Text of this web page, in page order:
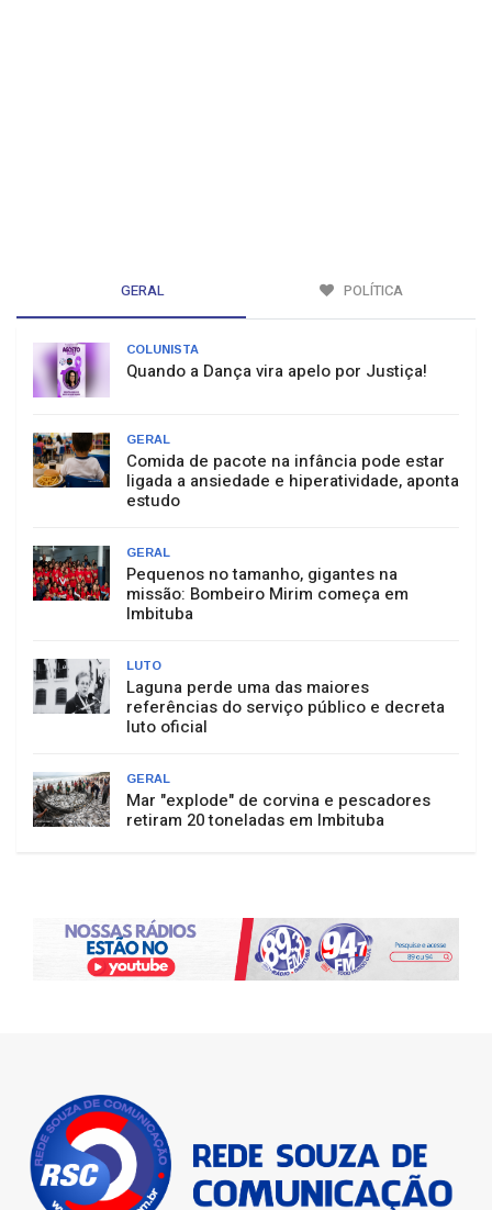
GERAL POLÍTICA
COLUNISTA
Quando a Dança vira apelo por Justiça!
GERAL
Comida de pacote na infância pode estar
ligada a ansiedade e hiperatividade, aponta
estudo
GERAL
Pequenos no tamanho, gigantes na
missão: Bombeiro Mirim começa em
Imbituba
LUTO
Laguna perde uma das maiores
referências do serviço público e decreta
luto oficial
GERAL
Mar "explode" de corvina e pescadores
retiram 20 toneladas em Imbituba